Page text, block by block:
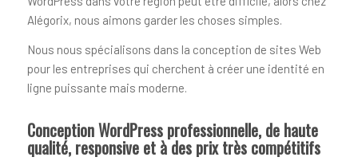
Alégorix, nous aimons garder les choses simples.
Nous nous spécialisons dans la conception de sites Web
pour les entreprises qui cherchent à créer une identité en
ligne puissante mais moderne.
Conception WordPress professionnelle, de haute
qualité, responsive et à des prix très compétitifs